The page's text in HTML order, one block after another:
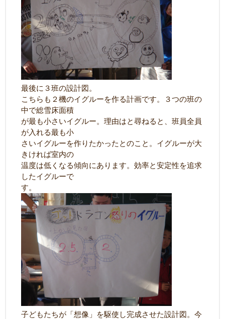
最後に３班の設計図。
こちらも２機のイグルーを作る計画です。３つの班の
中で総雪床面積
が最も小さいイグルー。理由はと尋ねると、班員全員
が入れる最も小
さいイグルーを作りたかったとのこと。イグルーが大
きければ室内の
温度は低くなる傾向にあります。効率と安定性を追求
したイグルーで
す。
子どもたちが「想像」を駆使し完成させた設計図。今